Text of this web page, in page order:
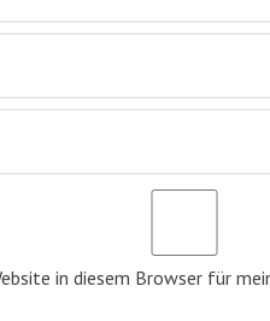
in diesem Browser für